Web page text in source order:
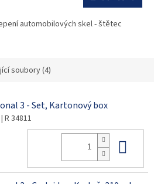
automobilových skel - štětec
soubory (4)
3 - Set, Kartonový box
| R 34811